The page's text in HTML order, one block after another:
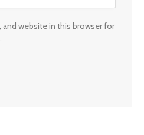
and website in this browser for